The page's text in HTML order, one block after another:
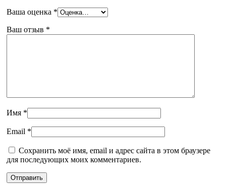
Ваша оценка *
Ваш отзыв *
Имя *
Email *
Сохранить моё имя, email и адрес сайта в этом браузере
для последующих моих комментариев.